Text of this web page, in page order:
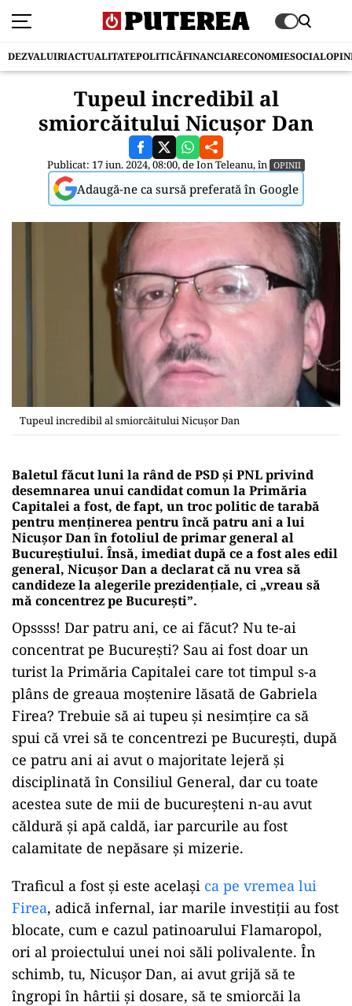
DEZVALUIRIACTUALITATEPOLITICĂFINANCIARECONOMIESOCIAL
Tupeul incredibil al
smiorcăitului Nicușor Dan
Publicat: 17 iun. 2024, 08:00, deIon Teleanu, în OPINII
Adaugă-ne ca sursă preferată în Google
Tupeul incredibil al smiorcăitului Nicușor Dan
Baletul făcut luni la rând de PSD și PNL privind
desemnarea unui candidat comun la Primăria
Capitalei a fost, de fapt, un troc politic de tarabă
pentru menținerea pentru încă patru ani a lui
Nicușor Dan în fotoliul de primar general al
Bucureștiului. Însă, imediat după ce a fost ales edil
general, Nicuşor Dan a declarat că nu vrea să
candideze la alegerile prezidenţiale, ci „vreau să
mă concentrez pe Bucureşti”.
Opssss! Dar patru ani, ce ai făcut? Nu te-ai
concentrat pe București? Sau ai fost doar un
turist la Primăria Capitalei care tot timpul s-a
plâns de greaua moștenire lăsată de Gabriela
Firea? Trebuie să ai tupeu și nesimțire ca să
spui că vrei să te concentrezi pe București, după
ce patru ani ai avut o majoritate lejeră și
disciplinată în Consiliul General, dar cu toate
acestea sute de mii de bucureșteni n-au avut
căldură și apă caldă, iar parcurile au fost
calamitate de nepăsare și mizerie.
Traficul a fost și este același ca pe vremea lui
Firea, adică infernal, iar marile investiții au fost
blocate, cum e cazul patinoarului Flamaropol,
ori al proiectului unei noi săli polivalente. În
schimb, tu, Nicușor Dan, ai avut grijă să te
îngropi în hârtii și dosare, să te smiorcăi la